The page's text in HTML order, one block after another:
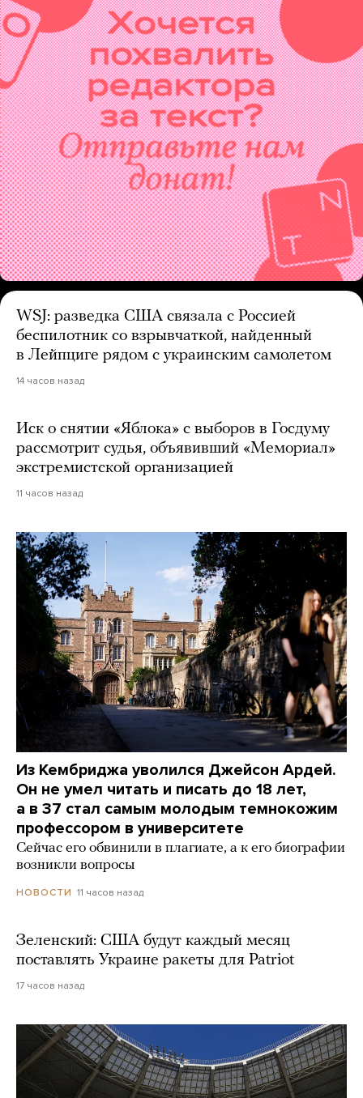
WSJ: разведка США связала с Россией
беспилотник со взрывчаткой, найденный
в Лейпциге рядом с украинским самолетом
14 часов назад
Иск о снятии «Яблока» с выборов в Госдуму
рассмотрит судья, объявивший «Мемориал»
экстремистской организацией
11 часов назад
Из Кембриджа уволился Джейсон Ардей.
Он не умел читать и писать до 18 лет,
а в 37 стал самым молодым темнокожим
профессором в университете
Сейчас его обвинили в плагиате, а к его биографии
возникли вопросы
НОВОСТИ 11 часов назад
Зеленский: США будут каждый месяц
поставлять Украине ракеты для Patriot
17 часов назад